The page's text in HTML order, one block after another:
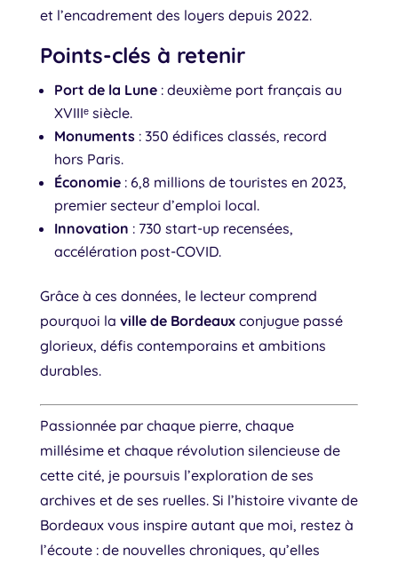
et l’encadrement des loyers depuis 2022.
Points-clés à retenir
Port de la Lune: deuxième port français au
XVIIIᵉ siècle.
Monuments: 350 édifices classés, record
hors Paris.
Économie: 6,8 millions de touristes en 2023,
premier secteur d’emploi local.
Innovation : 730 start-up recensées,
accélération post-COVID.
Grâce à ces données, le lecteur comprend
pourquoi la ville de Bordeauxconjugue passé
glorieux, défis contemporains et ambitions
durables.
Passionnée par chaque pierre, chaque
millésime et chaque révolution silencieuse de
cette cité, je poursuis l’exploration de ses
archives et de ses ruelles. Si l’histoire vivante de
Bordeaux vous inspire autant que moi, restez à
l’écoute : de nouvelles chroniques, qu’elles